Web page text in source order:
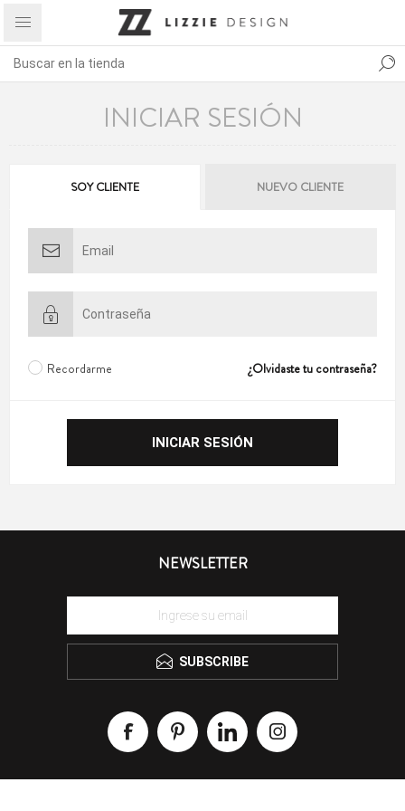
INICIAR SESIÓN
SOY CLIENTE NUEVO CLIENTE
Recordarme ¿Olvidaste tu contraseña?
NEWSLETTER
SUBSCRIBE